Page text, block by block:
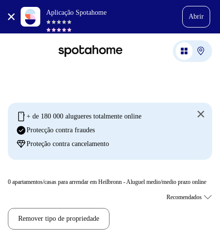
Aplicação Spotahome
Abrir
mobile + de 180 000 alugueres totalmente online
check_circleProtecção contra fraudes
diamondProteção contra cancelamento
0 apartamentos/casas para arrendar em Heilbronn - Aluguel medio/medio prazo online
Remover tipo de propriedade